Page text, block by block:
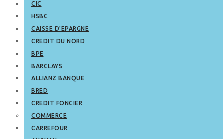
CIC
HSBC
CAISSE D’EPARGNE
CREDIT DU NORD
BPE
BARCLAYS
ALLIANZ BANQUE
BRED
CREDIT FONCIER
COMMERCE
CARREFOUR